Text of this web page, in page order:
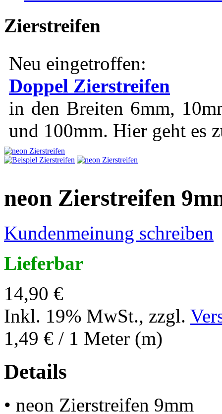
Zierstreifen
Neu eingetroffen:
Doppel Zierstreifen
in den Breiten 6mm,
und 100mm. Hier geht es
neon Zierstreifen
Kundenmeinung schreiben
Lieferbar
14,90 €
Inkl. 19% MwSt., zzgl.
1,49 € / 1 Meter (m)
Details
• neon Zierstreifen 9mm